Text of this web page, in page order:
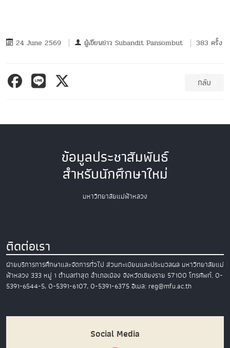
24 June 2569 ผู้เขียนข่าว Subandit Pansombut 383 ครั้ง
กลับ
ข้อมูลประชาสัมพันธ์
สำหรับนักศึกษาใหม่
มหาวิทยาลัยแม่ฟ้าหลวง
ติดต่อเรา
ฝ่ายบริการการศึกษาและจัดการทั่วไป ส่วนทะเบียนและประมวลผล มหาวิทยาลัยแม่
ฟ้าหลวง 333 หมู่ 1 ตำบลท่าสุด อำเภอเมือง จังหวัดเชียงราย 57100 โทรศัพท์. 0-
5391-6544-5, 0-5391-6107, 0-5391-6375อีเมล: reg@mfu.ac.th
Social Media